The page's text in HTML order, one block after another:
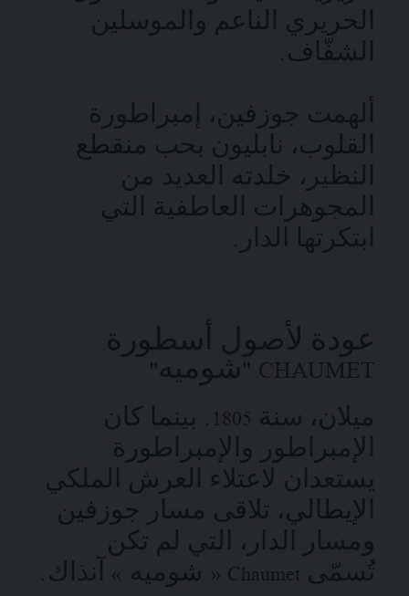
الحريري الناعم والموسلين
الشفّاف.
ألهمت جوزفين، إمبراطورة
القلوب، نابليون بحب منقطع
النظير، خلدته العديد من
المجوهرات العاطفية التي
ابتكرتها الدار.
عودة لأصول أسطورة
CHAUMET "شوميه"
ميلان، سنة 1805. بينما كان
الإمبراطور والإمبراطورة
يستعدان لاعتلاء العرش الملكي
الإيطالي، تلاقى مسار جوزفين
ومسار الدار، التي لم تكن
تُسمّى Chaumet « شوميه » آنذاك.